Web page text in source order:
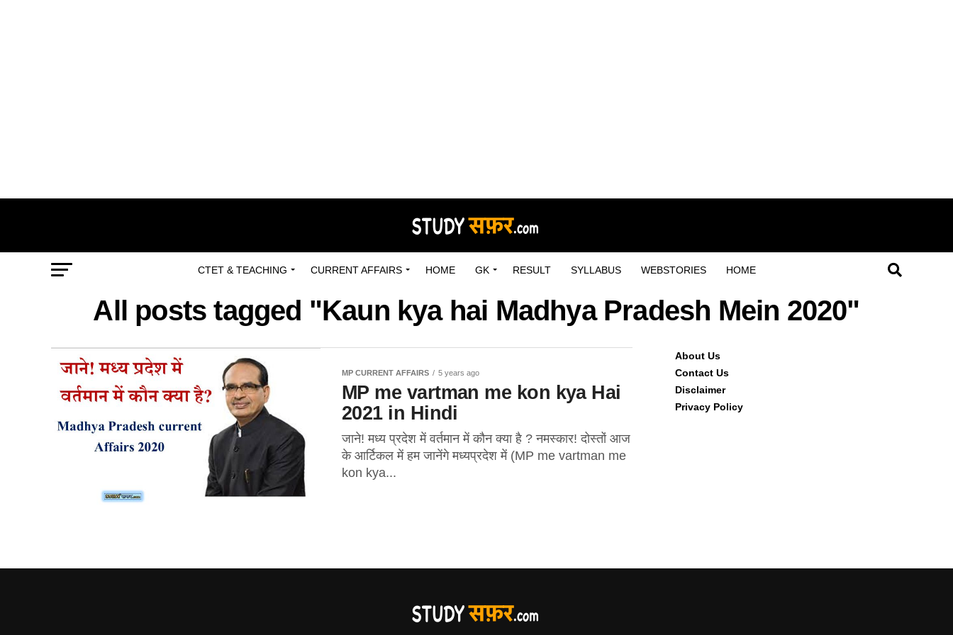
CTET & TEACHING CURRENT AFFAIRS HOME GK RESULT SYLLABUS WEBSTORIES HOME
All posts tagged "Kaun kya hai Madhya Pradesh Mein 2020"
MP CURRENT AFFAIRS 5 years ago
MP me vartman me kon kya Hai
2021 in Hindi
जाने! मध्य प्रदेश में वर्तमान में कौन क्या है ? नमस्कार! दोस्तों आज
के आर्टिकल में हम जानेंगे मध्यप्रदेश में (MP me vartman me
kon kya...
About Us
Contact Us
Disclaimer
Privacy Policy